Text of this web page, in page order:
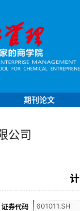
期刊论文
公司
证券代码